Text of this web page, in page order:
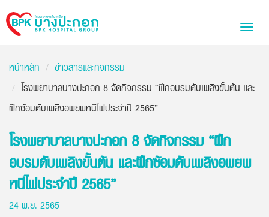
Bangpakok
Hospital
หน้าหลัก
ข่าวสารและกิจกรรม
โรงพยาบาลบางปะกอก 8 จัดกิจกรรม “ฝึกอบรมดับเพลิงขั้นต้น และ
ฝึกซ้อมดับเพลิงอพยพหนีไฟประจำปี 2565”
โรงพยาบาลบางปะกอก 8 จัดกิจกรรม “ฝึก
อบรมดับเพลิงขั้นต้น และฝึกซ้อมดับเพลิงอพยพ
หนีไฟประจำปี 2565”
24 พ.ย. 2565